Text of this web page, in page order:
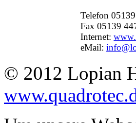
Telefon
Fax 05139
Internet:
eMail:
© 2012 Lopian